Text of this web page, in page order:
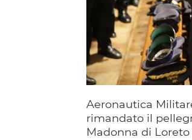
Aeronautica
rimandato il
Madonna di